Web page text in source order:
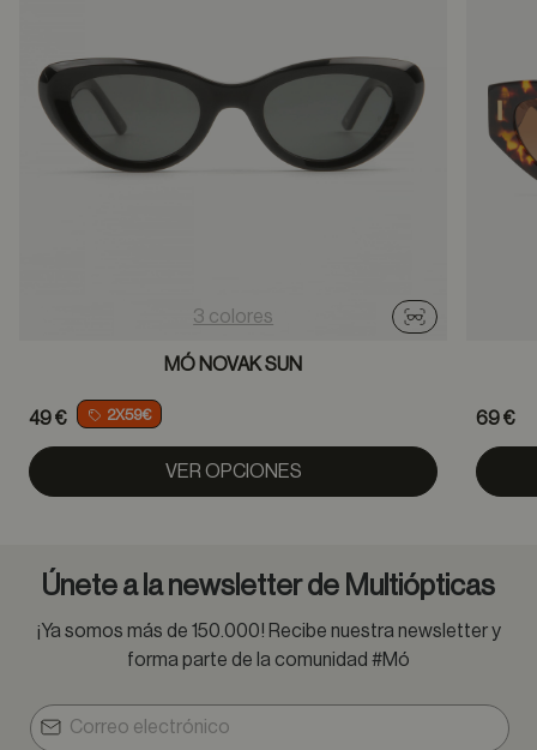
3 colores
Probador
MÓ NOVAK SUN
49 € 2X59€
VER OPCIONES
69 €
Únete a la newsletter de Multiópticas
¡Ya somos más de 150.000! Recibe nuestra newsletter y
forma parte de la comunidad #Mó